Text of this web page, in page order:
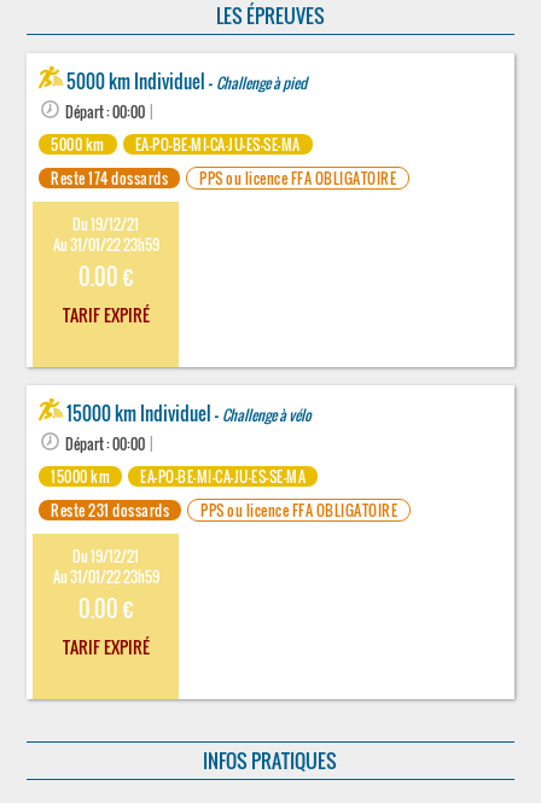
LES ÉPREUVES
5000 km Individuel - Challenge à pied
Départ : 00:00
5000 km
EA-PO-BE-MI-CA-JU-ES-SE-MA
Reste 174 dossards
PPS ou licence FFA OBLIGATOIRE
Du 19/12/21
Au 31/01/22 23h59
0.00 €
TARIF EXPIRÉ
15000 km Individuel - Challenge à vélo
Départ : 00:00
15000 km
EA-PO-BE-MI-CA-JU-ES-SE-MA
Reste 231 dossards
PPS ou licence FFA OBLIGATOIRE
Du 19/12/21
Au 31/01/22 23h59
0.00 €
TARIF EXPIRÉ
INFOS PRATIQUES